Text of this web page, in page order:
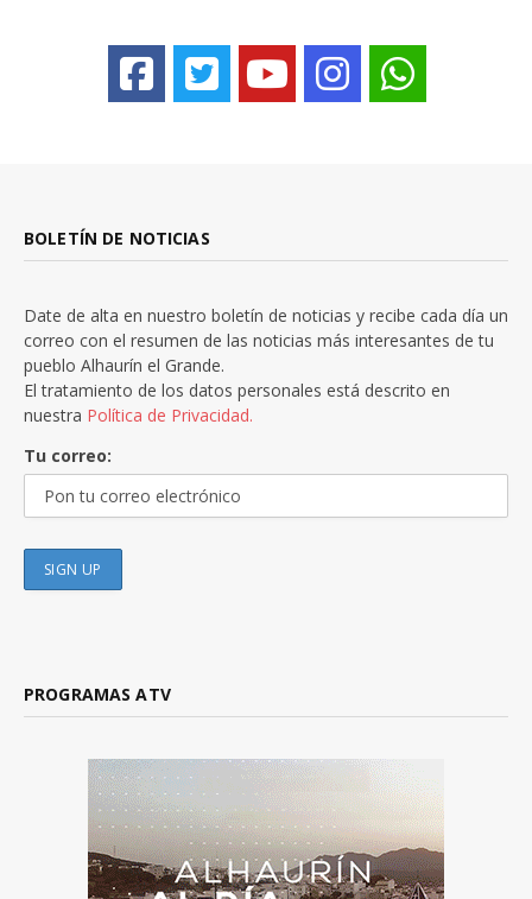
BOLETÍN DE NOTICIAS
Date de alta en nuestro boletín de noticias y recibe cada día un
correo con el resumen de las noticias más interesantes de tu
pueblo Alhaurín el Grande.
El tratamiento de los datos personales está descrito en
nuestra Política de Privacidad.
Tu correo:
PROGRAMAS ATV